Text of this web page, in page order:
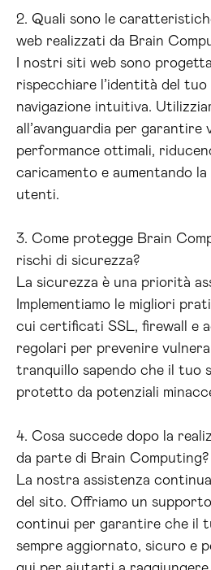
2. Quali sono le
web realizzati da Brain
I nostri siti web sono
rispecchiare l’identità del
navigazione intuitiva.
all’avanguardia per garantire
performance ottimali,
caricamento e aumentando la
utenti.
3. Come protegge Brain
rischi di sicurezza?
La sicurezza è una priorità
Implementiamo le migliori
cui certificati SSL, firewall e
regolari per prevenire
tranquillo sapendo che il tuo
protetto da potenziali
4. Cosa succede dopo la
da parte di Brain Computing?
La nostra assistenza
del sito. Offriamo un
continui per garantire che il
sempre aggiornato, sicuro e